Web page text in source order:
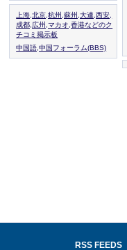
上海,北京,杭州,蘇州,大連,西安,
成都,広州,マカオ,香港などのク
チコミ掲示板
中国語,中国フォーラム(BBS)
RSS FEEDS